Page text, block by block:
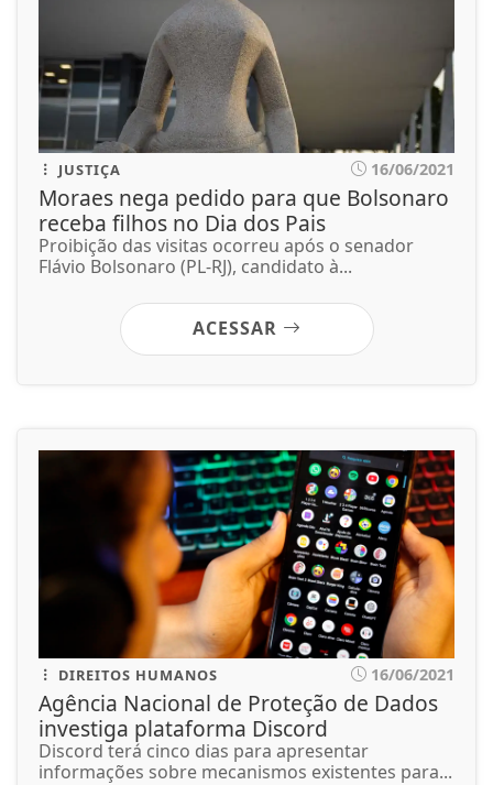
JUSTIÇA 16/06/2021
Moraes nega pedido para que Bolsonaro
receba filhos no Dia dos Pais
Proibição das visitas ocorreu após o senador
Flávio Bolsonaro (PL-RJ), candidato à...
ACESSAR
DIREITOS HUMANOS 16/06/2021
Agência Nacional de Proteção de Dados
investiga plataforma Discord
Discord terá cinco dias para apresentar
informações sobre mecanismos existentes para...